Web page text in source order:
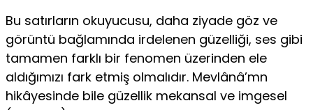
Bu satırların okuyucusu, daha ziyade göz ve
görüntü bağlamında irdelenen güzelliği, ses gibi
tamamen farklı bir fenomen üzerinden ele
aldığımızı fark etmiş olmalıdır. Mevlânâ’mn
hikâyesinde bile güzellik mekansal ve imgesel